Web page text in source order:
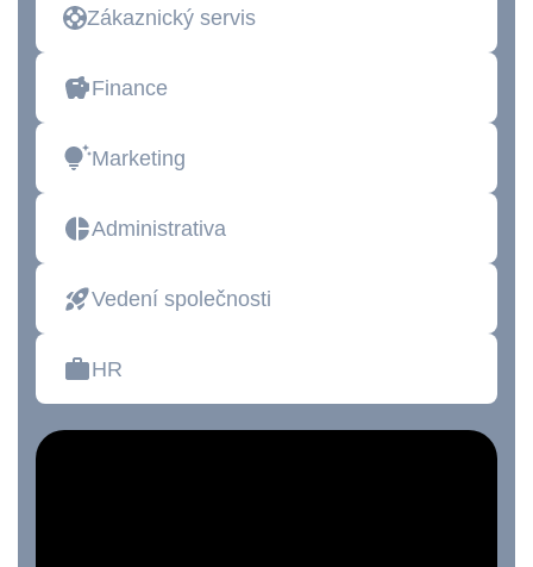
Zákaznický servis
Finance
Marketing
Administrativa
Vedení společnosti
HR